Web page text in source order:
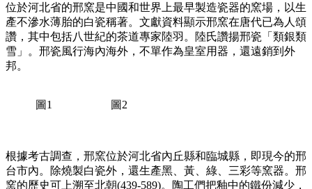
位於河北省的邢窯是中國和世界上最早製造瓷器的窯場，以生
產不滲水薄胎的白瓷稱著。文獻資料顯示邢窯在唐代已為人頌
讚，其中包括八世紀的茶道專家陸羽。陸氏讚揚邢瓷「類銀類
雪」。邢瓷風行海內海外，不單作為皇室用器，還遠銷到外
邦。
圖1 圖2
根據考古調查，邢窯位於河北省內丘縣和臨城縣，即現今的邢
台市內。除燒製白瓷外，還生產黑、黃、綠、三彩等窯器。邢
窯的歷史可上溯至北朝(439-589)。陶工們把釉中的鐵份減少，